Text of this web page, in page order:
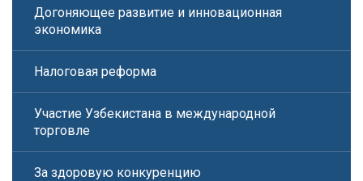
Догоняющее развитие и инновационная
экономика
Налоговая реформа
Участие Узбекистана в международной
торговле
За здоровую конкуренцию